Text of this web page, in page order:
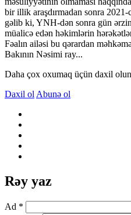
bir illik araşdırmadan sonra
gəlib ki, YNH-dən sonra gün
müalicə edən həkimlərin
Fəalın ailəsi bu qərardan
Bakının Nəsimi ray...
Daha çox oxumaq üçün daxil
Daxil ol Abunə ol
Rəy yaz
Ad *